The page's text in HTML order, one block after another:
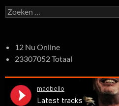
Zoeken
naar:
12 Nu Online
23307052 Totaal